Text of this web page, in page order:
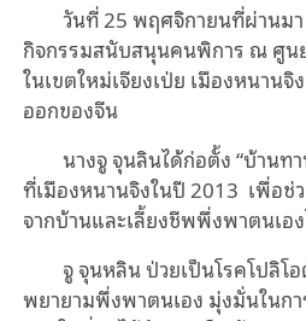
วันที่ 25 พฤศจิกายนที่ผ่านม
กิจกรรมสนับสนุนคนพิการ ณ ศูน
ในเขตใหม่เจียงเป่ย เมืองหนาน
ออกของจีน
นางจู จุนลินได้ก่อตั้ง “บ้านท
ที่เมืองหนานจิงในปี 2013 เพื่อช่
จากบ้านและเลี้ยงชีพพึ่งพาตนเอ
จู จุนหลิน ป่วยเป็นโรคโปลิโ
พยายามพึ่งพาตนเอง มุ่งมั่นในก